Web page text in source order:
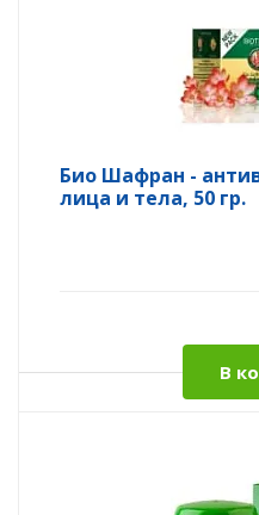
Био Шафран -
лица и тела, 50 гр.
В